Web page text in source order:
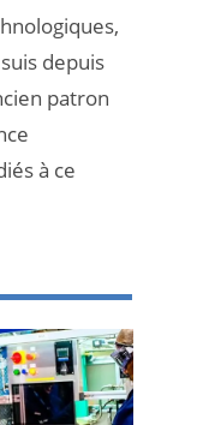
depuis
patron
à ce